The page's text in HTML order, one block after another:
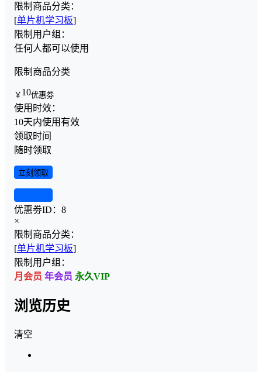
限制商品分类：
[单片机学习板]
限制用户组：
任何人都可以使用
限制商品分类
￥ 10优惠劵
使用时效：
10天内使用有效
领取时间
随时领取
立刻领取
优惠劵ID： 8
×
限制商品分类：
[单片机学习板]
限制用户组：
月会员 年会员 永久VIP
浏览历史
清空